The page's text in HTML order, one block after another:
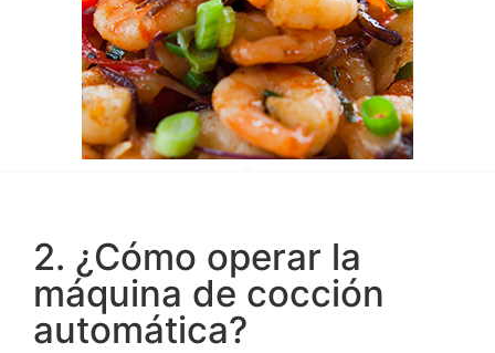
2. ¿Cómo operar la
máquina de cocción
automática?